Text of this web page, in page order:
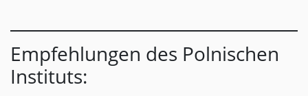
Empfehlungen des Polnischen
Instituts: